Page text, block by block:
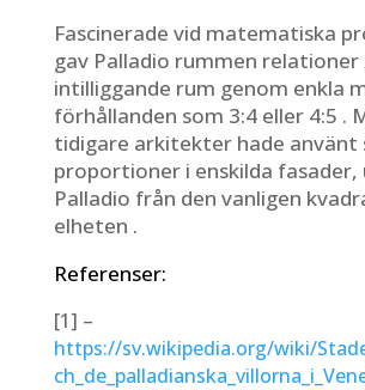
Fascinerade vid matematiska
gav Palladio rummen relationer
intilliggande rum genom enkla
förhållanden som 3:4 eller 4:5 .
tidigare arkitekter hade använt
proportioner i enskilda fasader,
Palladio från den vanligen
elheten .
Referenser:
[1] –
https://sv.wikipedia.org/wiki/